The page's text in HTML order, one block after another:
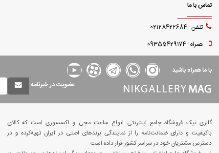
تماس با ما
تلفن : 02128422684
همراه : 09355429174
با ما همراه باشید
عضویت در خبرنامه
گالری نیک فروشگاه جامع اینترنتی انواع ساعت مچی و اکسسوری است که کالای
باکیفیت و دارای ضمانت‌نامه را از نمایندگی برندهای اصلی در ایران تهیه‌کرده و در
دسترس مشتریان خود در سراسر کشور قرار داده است.